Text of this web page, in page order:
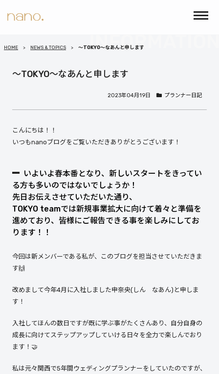
HOME NEWS & TOPICS ～TOKYO～なあんと申します
～TOKYO～なあんと申します
2023年04月19日 プランナー日記
こんにちは！！
いつもnanoブログをご覧いただきありがとうございます！
いよいよ春本番となり、新しいスタートをきってい
る方も多いのではないでしょうか！
先日お伝えさせていただいた通り、
TOKYO teamでは新規事業拡大に向けて着々と準備を
進めており、皆様にご報告できる事を楽しみにしてお
ります！！
今回は新メンバーである私が、このブログを担当させていただきま
す🙌
改めまして今年4月に入社しました申奈央(しん なあん)と申しま
す！
入社してほんの数日ですが既に学ぶ事がたくさんあり、自分自身の
成長に向けてステップアップしていける日々を全力で楽しんでおり
ます！🤝
私は元々関西で5年間ウェディングプランナーをしていたのですが、